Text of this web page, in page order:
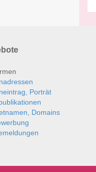
Porträt
Domains